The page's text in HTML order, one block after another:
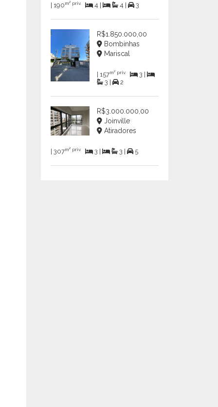
| 190m² priv. 4 | 4 | 3
R$1.850.000,00
Bombinhas
Mariscal
| 157m² priv.
3 |
3 |
2
R$3.000.000,00
Joinville
Atiradores
| 307m² priv. 3 | 3 | 5